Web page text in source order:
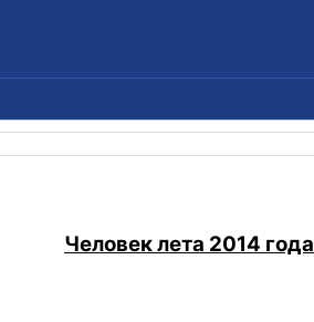
Человек лета 2014 года